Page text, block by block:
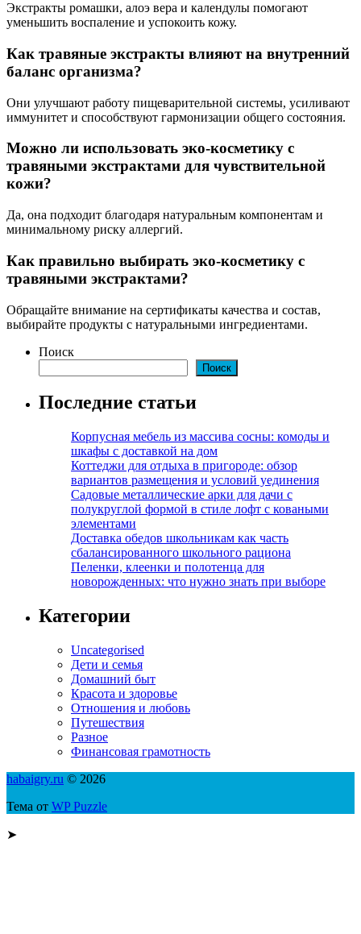
Экстракты ромашки, алоэ вера и календулы помогают
уменьшить воспаление и успокоить кожу.
Как травяные экстракты влияют на внутренний
баланс организма?
Они улучшают работу пищеварительной системы, усиливают
иммунитет и способствуют гармонизации общего состояния.
Можно ли использовать эко-косметику с
травяными экстрактами для чувствительной
кожи?
Да, она подходит благодаря натуральным компонентам и
минимальному риску аллергий.
Как правильно выбирать эко-косметику с
травяными экстрактами?
Обращайте внимание на сертификаты качества и состав,
выбирайте продукты с натуральными ингредиентами.
Поиск
Поиск
Последние статьи
Корпусная мебель из массива сосны: комоды и
шкафы с доставкой на дом
Коттеджи для отдыха в пригороде: обзор
вариантов размещения и условий уединения
Садовые металлические арки для дачи с
полукруглой формой в стиле лофт с коваными
элементами
Доставка обедов школьникам как часть
сбалансированного школьного рациона
Пеленки, клеенки и полотенца для
новорожденных: что нужно знать при выборе
Категории
Uncategorised
Дети и семья
Домашний быт
Красота и здоровье
Отношения и любовь
Путешествия
Разное
Финансовая грамотность
habaigry.ru © 2026
Тема от WP Puzzle
➤